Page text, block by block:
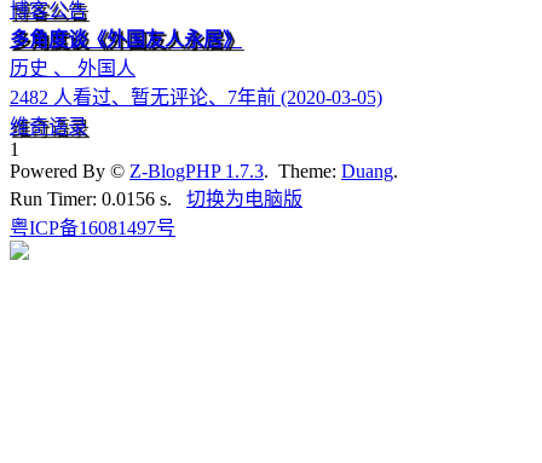
博客公告
多角度谈《外国友人永居》
历史 、 外国人
2482 人看过、暂无评论、7年前 (2020-03-05)
维奇语录
1
Powered By © Z-BlogPHP 1.7.3. Theme: Duang.
Run Timer: 0.0156 s. 切换为电脑版
粤ICP备16081497号